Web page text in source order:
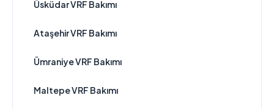
Üsküdar VRF Bakımı
Ataşehir VRF Bakımı
Ümraniye VRF Bakımı
Maltepe VRF Bakımı